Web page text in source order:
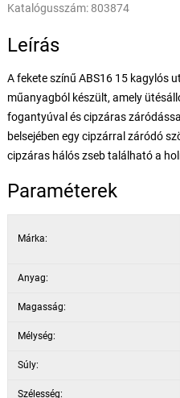
Katalógusszám: 803874
Leírás
A fekete színű ABS16 15 kagylós
műanyagból készült, amely
fogantyúval és cipzáras
belsejében egy cipzárral záródó
cipzáras hálós zseb található a
Paraméterek
Márka:
Anyag:
Magasság:
Mélység:
Súly:
Szélesség: